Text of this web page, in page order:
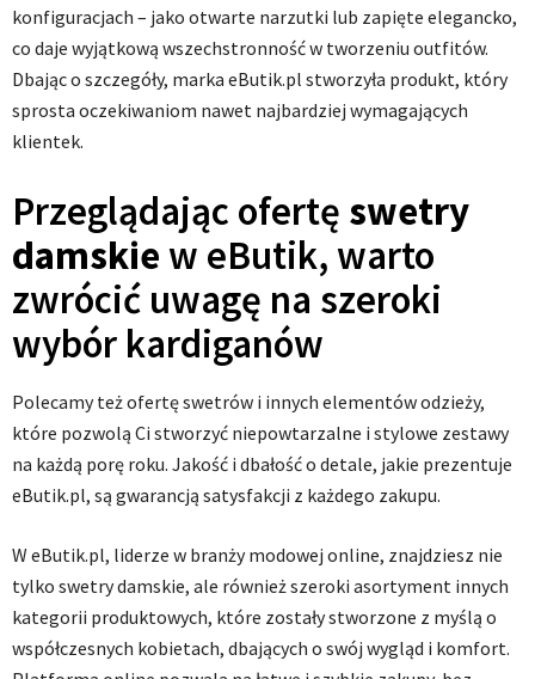
konfiguracjach – jako otwarte narzutki lub zapięte elegancko,
co daje wyjątkową wszechstronność w tworzeniu outfitów.
Dbając o szczegóły, marka eButik.pl stworzyła produkt, który
sprosta oczekiwaniom nawet najbardziej wymagających
klientek.
Przeglądając ofertę swetry
damskie w eButik, warto
zwrócić uwagę na szeroki
wybór kardiganów
Polecamy też ofertę swetrów i innych elementów odzieży,
które pozwolą Ci stworzyć niepowtarzalne i stylowe zestawy
na każdą porę roku. Jakość i dbałość o detale, jakie prezentuje
eButik.pl, są gwarancją satysfakcji z każdego zakupu.
W eButik.pl, liderze w branży modowej online, znajdziesz nie
tylko swetry damskie, ale również szeroki asortyment innych
kategorii produktowych, które zostały stworzone z myślą o
współczesnych kobietach, dbających o swój wygląd i komfort.